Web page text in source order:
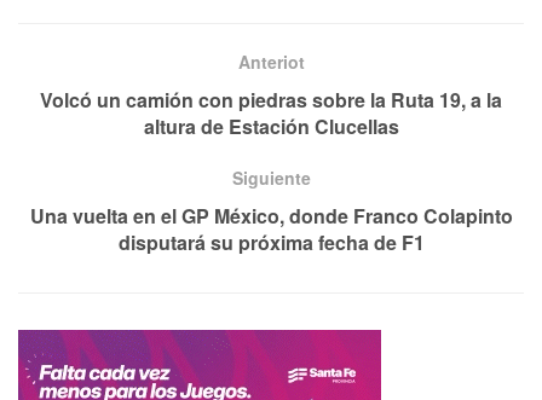
Anteriot
Volcó un camión con piedras sobre la Ruta 19, a la
altura de Estación Clucellas
Siguiente
Una vuelta en el GP México, donde Franco Colapinto
disputará su próxima fecha de F1